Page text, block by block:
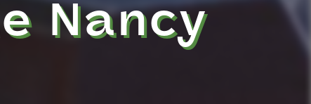
Nancy